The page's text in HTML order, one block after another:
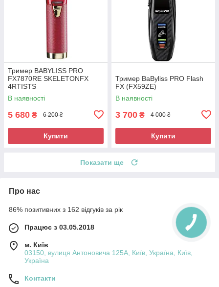
Тример BABYLISS PRO
FX7870RE SKELETONFX
4RTISTS
В наявності
5 680 ₴ 6 200 ₴
Купити
Тример BaByliss PRO Flash
FX (FX59ZE)
В наявності
3 700 ₴ 4 000 ₴
Купити
Показати ще
Про нас
86% позитивних з 162 відгуків за рік
Працює з 03.05.2018
м. Київ
03150, вулиця Антоновича 125А, Київ, Україна, Київ,
Україна
Контакти